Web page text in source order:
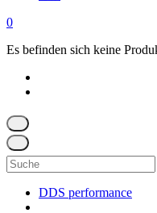
0
Es befinden sich keine
Suchen
nach:
DDS performance